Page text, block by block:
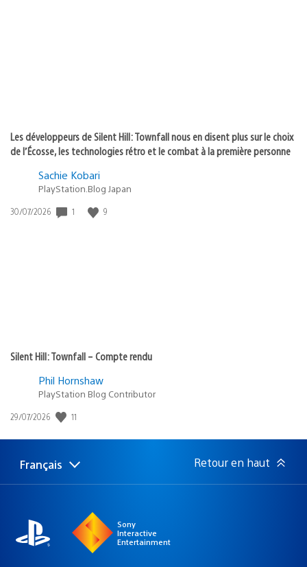
Les développeurs de Silent Hill: Townfall nous en disent plus sur le choix
de l’Écosse, les technologies rétro et le combat à la première personne
Sachie Kobari
PlayStation.Blog Japan
Date
30/07/2026 1 9
Silent Hill: Townfall – Compte rendu
Phil Hornshaw
PlayStation Blog Contributor
Date
publication
29/07/2026 11
Choisir
une
Région
actuelle
Français Retour en haut
Sony
Interactive
Entertainment